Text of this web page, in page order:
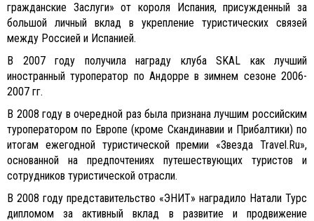
гражданские Заслуги» от короля Испания, присужденный за
большой личный вклад в укрепление туристических связей
между Россией и Испанией.
В 2007 году получила награду клуба SKAL как лучший
иностранный туроператор по Андорре в зимнем сезоне 2006-
2007 гг.
В 2008 году в очередной раз была признана лучшим российским
туроператором по Европе (кроме Скандинавии и Прибалтики) по
итогам ежегодной туристической премии «Звезда Travel.Ru»,
основанной на предпочтениях путешествующих туристов и
сотрудников туристической отрасли.
В 2008 году представительство «ЭНИТ» наградило Натали Турс
дипломом за активный вклад в развитие и продвижение